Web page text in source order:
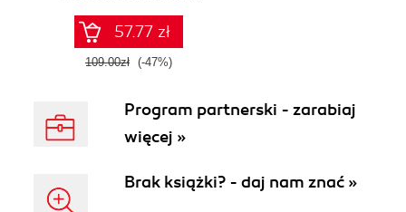
57.77 zł
109.00zł (-47%)
Program partnerski - zarabiaj
więcej »
Brak książki? - daj nam znać »